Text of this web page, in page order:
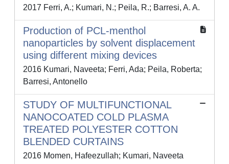
2017 Ferri, A.; Kumari, N.; Peila, R.; Barresi, A. A.
Production of PCL-menthol
nanoparticles by solvent displacement
using different mixing devices
2016 Kumari, Naveeta; Ferri, Ada; Peila, Roberta;
Barresi, Antonello
STUDY OF MULTIFUNCTIONAL
NANOCOATED COLD PLASMA
TREATED POLYESTER COTTON
BLENDED CURTAINS
2016 Momen, Hafeezullah; Kumari, Naveeta